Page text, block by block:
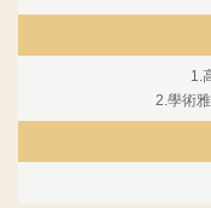
1.
2.學術